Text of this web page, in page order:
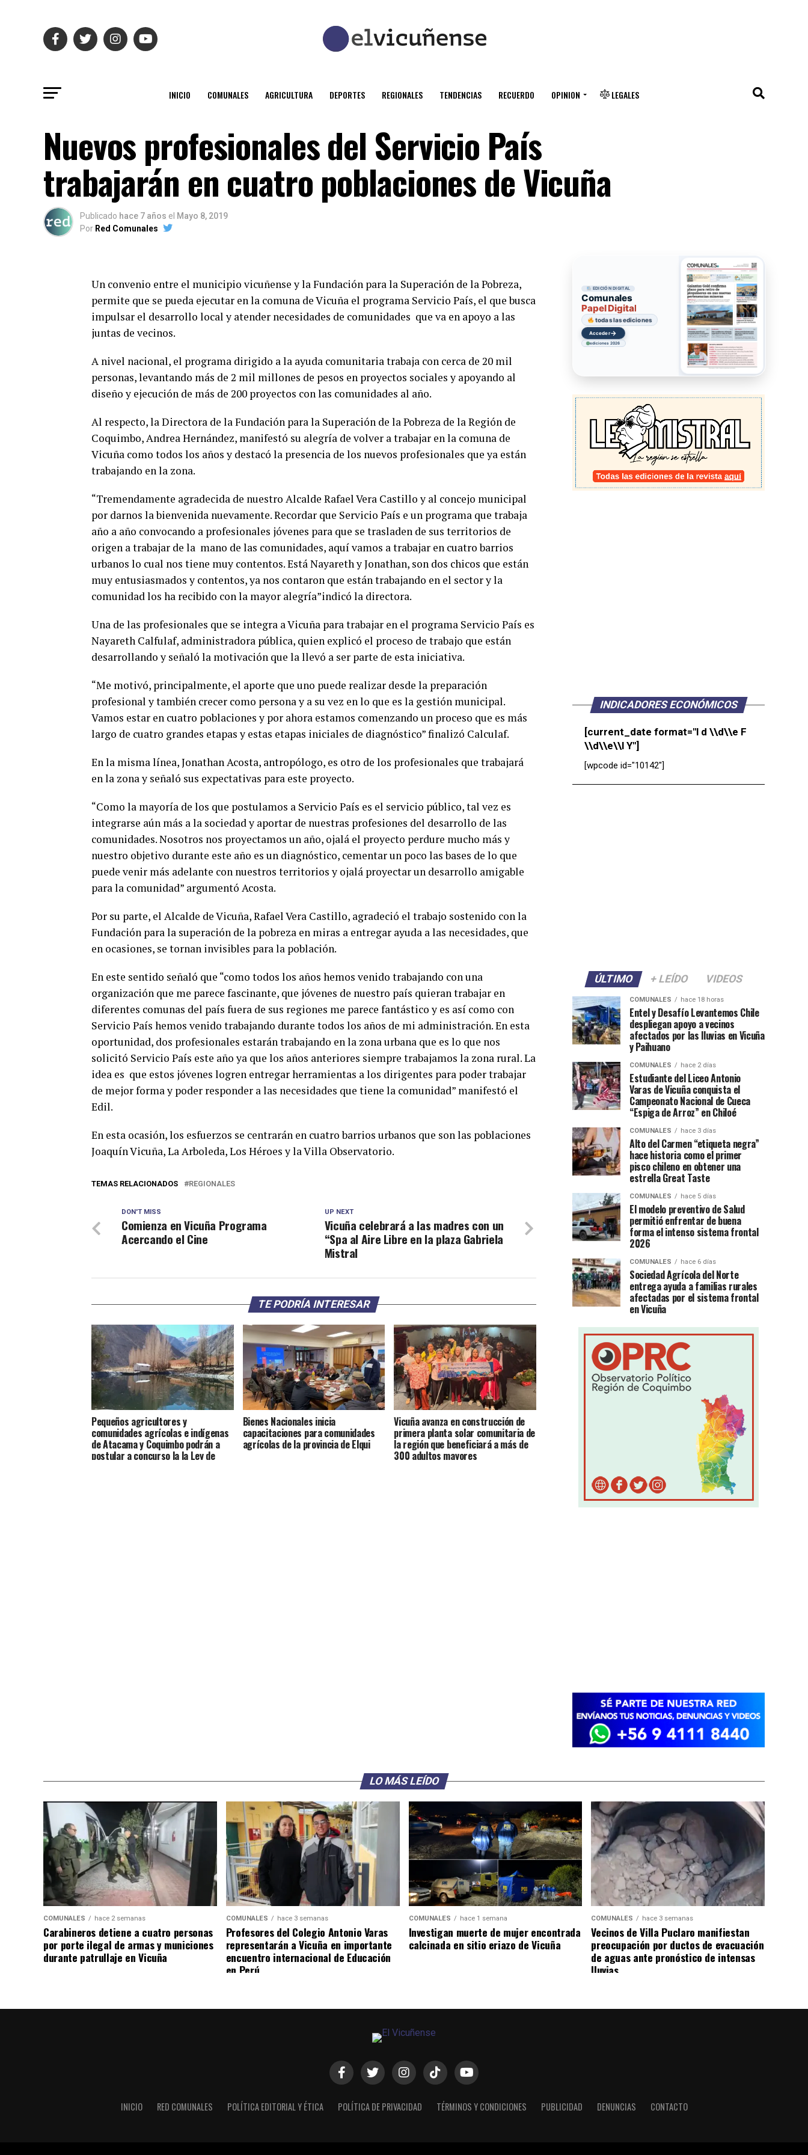
INICIO COMUNALES AGRICULTURA DEPORTES REGIONALES TENDENCIAS RECUERDO OPINION LEGALES
Nuevos profesionales del Servicio País
trabajarán en cuatro poblaciones de Vicuña
Publicado hace 7 años el Mayo 8, 2019
Por Red Comunales
Un convenio entre el municipio vicuñense y la Fundación para la Superación de la Pobreza,
permite que se pueda ejecutar en la comuna de Vicuña el programa Servicio País, el que busca
impulsar el desarrollo local y atender necesidades de comunidades que va en apoyo a las
juntas de vecinos.
A nivel nacional, el programa dirigido a la ayuda comunitaria trabaja con cerca de 20 mil
personas, levantando más de 2 mil millones de pesos en proyectos sociales y apoyando al
diseño y ejecución de más de 200 proyectos con las comunidades al año.
Al respecto, la Directora de la Fundación para la Superación de la Pobreza de la Región de
Coquimbo, Andrea Hernández, manifestó su alegría de volver a trabajar en la comuna de
Vicuña como todos los años y destacó la presencia de los nuevos profesionales que ya están
trabajando en la zona.
“Tremendamente agradecida de nuestro Alcalde Rafael Vera Castillo y al concejo municipal
por darnos la bienvenida nuevamente. Recordar que Servicio País e un programa que trabaja
año a año convocando a profesionales jóvenes para que se trasladen de sus territorios de
origen a trabajar de la mano de las comunidades, aquí vamos a trabajar en cuatro barrios
urbanos lo cual nos tiene muy contentos. Está Nayareth y Jonathan, son dos chicos que están
muy entusiasmados y contentos, ya nos contaron que están trabajando en el sector y la
comunidad los ha recibido con la mayor alegría”indicó la directora.
Una de las profesionales que se integra a Vicuña para trabajar en el programa Servicio País es
Nayareth Calfulaf, administradora pública, quien explicó el proceso de trabajo que están
desarrollando y señaló la motivación que la llevó a ser parte de esta iniciativa.
“Me motivó, principalmente, el aporte que uno puede realizar desde la preparación
profesional y también crecer como persona y a su vez en lo que es la gestión municipal.
Vamos estar en cuatro poblaciones y por ahora estamos comenzando un proceso que es más
largo de cuatro grandes etapas y estas etapas iniciales de diagnóstico” finalizó Calculaf.
En la misma línea, Jonathan Acosta, antropólogo, es otro de los profesionales que trabajará
en la zona y señaló sus expectativas para este proyecto.
“Como la mayoría de los que postulamos a Servicio País es el servicio público, tal vez es
integrarse aún más a la sociedad y aportar de nuestras profesiones del desarrollo de las
comunidades. Nosotros nos proyectamos un año, ojalá el proyecto perdure mucho más y
nuestro objetivo durante este año es un diagnóstico, cementar un poco las bases de lo que
puede venir más adelante con nuestros territorios y ojalá proyectar un desarrollo amigable
para la comunidad” argumentó Acosta.
Por su parte, el Alcalde de Vicuña, Rafael Vera Castillo, agradeció el trabajo sostenido con la
Fundación para la superación de la pobreza en miras a entregar ayuda a las necesidades, que
en ocasiones, se tornan invisibles para la población.
En este sentido señaló que “como todos los años hemos venido trabajando con una
organización que me parece fascinante, que jóvenes de nuestro país quieran trabajar en
diferentes comunas del país fuera de sus regiones me parece fantástico y es así como con
Servicio País hemos venido trabajando durante todos los años de mi administración. En esta
oportunidad, dos profesionales estarán trabajando en la zona urbana que es lo que nos
solicitó Servicio País este año ya que los años anteriores siempre trabajamos la zona rural. La
idea es que estos jóvenes logren entregar herramientas a los dirigentes para poder trabajar
de mejor forma y poder responder a las necesidades que tiene la comunidad” manifestó el
Edil.
En esta ocasión, los esfuerzos se centrarán en cuatro barrios urbanos que son las poblaciones
Joaquín Vicuña, La Arboleda, Los Héroes y la Villa Observatorio.
TEMAS RELACIONADOS REGIONALES
UP NEXT
Vicuña celebrará a las madres con un
“Spa al Aire Libre en la plaza Gabriela
Mistral
DON'T MISS
Comienza en Vicuña Programa
Acercando el Cine
TE PODRÍA INTERESAR
Pequeños agricultores y
comunidades agrícolas e indígenas
de Atacama y Coquimbo podrán a
postular a concurso la la Ley de
Bienes Nacionales inicia
capacitaciones para comunidades
agrícolas de la provincia de Elqui
Vicuña avanza en construcción de
primera planta solar comunitaria de
la región que beneficiará a más de
300 adultos mayores
EDICIÓN DIGITAL
Comunales
Papel Digital
todas las ediciones
Acceder→
ediciones 2026
INDICADORES ECONÓMICOS
[current_date format="l d \\d\\e F
\\d\\e\\l Y"]
[wpcode id="10142"]
ÚLTIMO + LEÍDO VIDEOS
COMUNALES hace 18 horas
Entel y Desafío Levantemos Chile
despliegan apoyo a vecinos
afectados por las lluvias en Vicuña
y Paihuano
COMUNALES hace 2 días
Estudiante del Liceo Antonio
Varas de Vicuña conquista el
Campeonato Nacional de Cueca
“Espiga de Arroz” en Chiloé
COMUNALES hace 3 días
Alto del Carmen “etiqueta negra”
hace historia como el primer
pisco chileno en obtener una
estrella Great Taste
COMUNALES hace 5 días
El modelo preventivo de Salud
permitió enfrentar de buena
forma el intenso sistema frontal
2026
COMUNALES hace 6 días
Sociedad Agrícola del Norte
entrega ayuda a familias rurales
afectadas por el sistema frontal
en Vicuña
LO MÁS LEÍDO
COMUNALES hace 2 semanas
Carabineros detiene a cuatro personas
por porte ilegal de armas y municiones
durante patrullaje en Vicuña
COMUNALES hace 3 semanas
Profesores del Colegio Antonio Varas
representarán a Vicuña en importante
encuentro internacional de Educación
en Perú
COMUNALES hace 1 semana
Investigan muerte de mujer encontrada
calcinada en sitio eriazo de Vicuña
COMUNALES hace 3 semanas
Vecinos de Villa Puclaro manifiestan
preocupación por ductos de evacuación
de aguas ante pronóstico de intensas
lluvias
INICIO RED COMUNALES POLÍTICA EDITORIAL Y ÉTICA POLÍTICA DE PRIVACIDAD TÉRMINOS Y CONDICIONES PUBLICIDAD DENUNCIAS CONTACTO